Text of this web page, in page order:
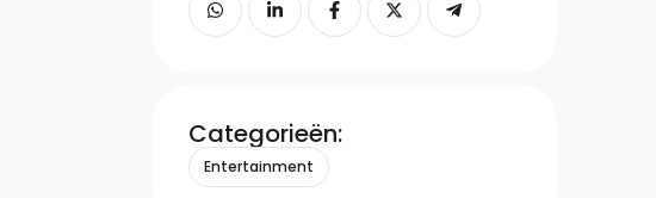
Categorieën:
Entertainment